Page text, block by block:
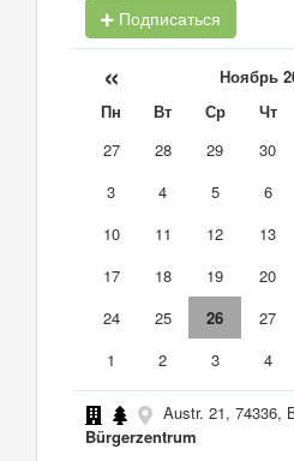
Подписаться
« Ноябрь
Пн Вт Ср Чт
27
28 29 30
3
4 5 6
10
11 12 13
17
18 19 20
24
25 26 27
1
2 3 4
Austr. 21, 74336,
Bürgerzentrum